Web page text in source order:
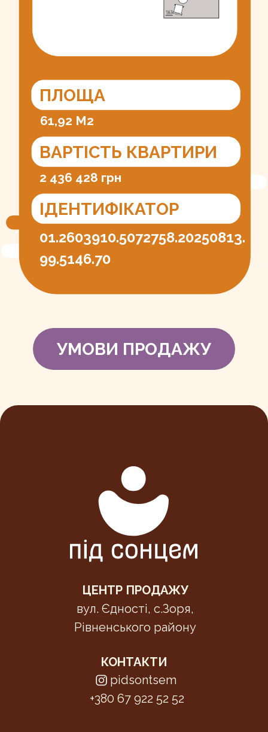
ІДЕНТИФІКАТОР
2 436 428 грн
99.5146.70
УМОВИ ПРОДАЖУ
КОНТАКТИ
+380 67 922 52 52
pidsontsem
ЦЕНТР ПРОДАЖУ
вул. Єдності, с.Зоря,
Рівненського району